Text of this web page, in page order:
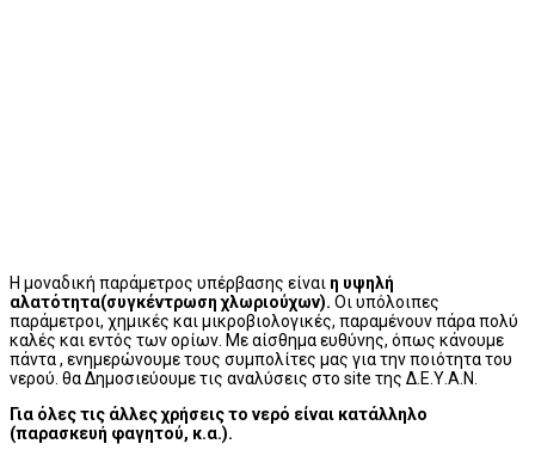
Η μοναδική παράμετρος υπέρβασης είναι η υψηλή
αλατότητα(συγκέντρωση χλωριούχων). Οι υπόλοιπες
παράμετροι, χημικές και μικροβιολογικές, παραμένουν πάρα πολύ
καλές και εντός των ορίων. Με αίσθημα ευθύνης, όπως κάνουμε
πάντα , ενημερώνουμε τους συμπολίτες μας για την ποιότητα του
νερού. θα Δημοσιεύουμε τις αναλύσεις στο site της Δ.Ε.Υ.Α.Ν.
Για όλες τις άλλες χρήσεις το νερό είναι κατάλληλο
(παρασκευή φαγητού, κ.α.).